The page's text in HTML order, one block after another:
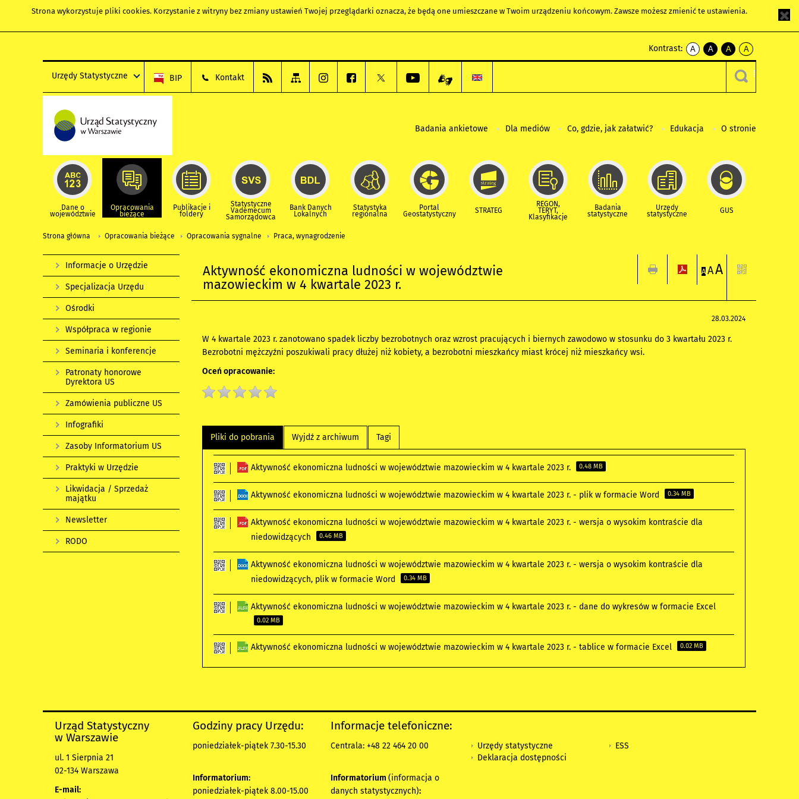
Strona wykorzystuje pliki cookies. Korzystanie z witryny bez zmiany ustawień Twojej przeglądarki oznacza, że będą one umieszczane w Twoim urządzeniu końcowym. Zawsze możesz zmienić te ustawienia.
Kontrast:
A
kontrast
A
kontrast
czarnym
A
kontrast
żółty
tekst
czarnym
A
kontrast
czarny
tekst
żółtym
Urzędy Statystyczne BIP Kontakt
Badania ankietowe Dla mediów Co, gdzie, jak załatwić? Edukacja O stronie
Dane o
województwie
Opracowania
bieżące
Publikacje i
foldery
Statystyczne
Vademecum
Samorządowca
Bank Danych
Lokalnych
Statystyka
regionalna
Portal
Geostatystyczny STRATEG
REGON,
TERYT,
Klasyfikacje
Badania
statystyczne
Urzędy
statystyczne GUS
Strona główna Opracowania bieżące Opracowania sygnalne Praca, wynagrodzenie
Aktywność ekonomiczna ludności w województwie
mazowieckim w 4 kwartale 2023 r.
A AA
28.03.2024
W 4 kwartale 2023 r. zanotowano spadek liczby bezrobotnych oraz wzrost pracujących i biernych zawodowo w stosunku do 3 kwartału 2023 r.
Bezrobotni mężczyźni poszukiwali pracy dłużej niż kobiety, a bezrobotni mieszkańcy miast krócej niż mieszkańcy wsi.
Oceń opracowanie:
Pliki do pobrania Wyjdź z archiwum Tagi
Aktywność ekonomiczna ludności w województwie mazowieckim w 4 kwartale 2023 r. 0.48 MB
Aktywność ekonomiczna ludności w województwie mazowieckim w 4 kwartale 2023 r. - plik w formacie Word 0.34 MB
Aktywność ekonomiczna ludności w województwie mazowieckim w 4 kwartale 2023 r. - wersja o wysokim kontraście dla
niedowidzących
0.46 MB
Aktywność ekonomiczna ludności w województwie mazowieckim w 4 kwartale 2023 r. - wersja o wysokim kontraście dla
niedowidzących, plik w formacie Word
0.34 MB
Aktywność ekonomiczna ludności w województwie mazowieckim w 4 kwartale 2023 r. - dane do wykresów w formacie Excel
0.02 MB
Aktywność ekonomiczna ludności w województwie mazowieckim w 4 kwartale 2023 r. - tablice w formacie Excel 0.02 MB
Informacje o Urzędzie
Specjalizacja Urzędu
Ośrodki
Współpraca w regionie
Seminaria i konferencje
Patronaty honorowe
Dyrektora US
Zamówienia publiczne US
Infografiki
Zasoby Informatorium US
Praktyki w Urzędzie
Likwidacja / Sprzedaż
majątku
Newsletter
RODO
Urząd Statystyczny
w Warszawie
ul. 1 Sierpnia 21
02-134 Warszawa
E-mail:
Godziny pracy Urzędu:
poniedziałek-piątek 7.30-15.30
Informatorium:
poniedziałek-piątek 8.00-15.00
Informacje telefoniczne:
Centrala: +48 22 464 20 00
Informatorium (informacja o
danych statystycznych):
Urzędy statystyczne
Deklaracja dostępności
ESS